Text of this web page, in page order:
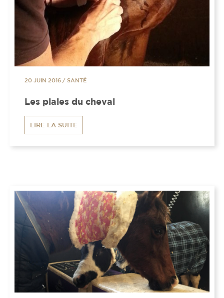
20 JUIN 2016 /SANTÉ
Les plaies du cheval
LIRE LA SUITE